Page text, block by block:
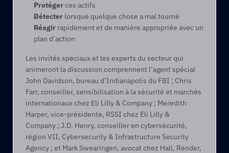
Protéger ces actifs
Détecter lorsque quelque chose a mal tourné
Réagir rapidement et de manière appropriée avec un
plan d’action
Les invités spéciaux et les experts du secteur qui
animeront la discussion comprennent l’agent spécial
John Davidson, bureau d’Indianapolis du FBI ; Chris
Farr, conseiller, sensibilisation à la sécurité et marchés
internationaux chez Eli Lilly & Company ; Meredith
Harper, vice-présidente, RSSI chez Eli Lilly &
Company ; J.D. Henry, conseiller en cybersécurité,
région VII, Cybersecurity & Infrastructure Security
Agency ; et Mark Swearingen, avocat chez Hall, Render,